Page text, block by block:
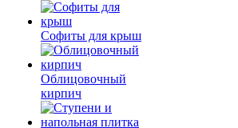
Софиты для крыш
Облицовочный
кирпич